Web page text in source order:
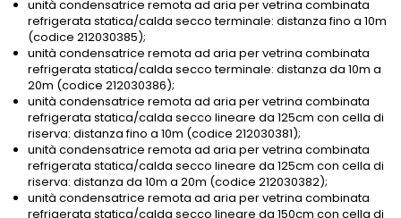
unità condensatrice remota ad aria per vetrina combinata
refrigerata statica/calda secco terminale: distanza fino a 10m
(codice 212030385);
unità condensatrice remota ad aria per vetrina combinata
refrigerata statica/calda secco terminale: distanza da 10m a
20m (codice 212030386);
unità condensatrice remota ad aria per vetrina combinata
refrigerata statica/calda secco lineare da 125cm con cella di
riserva: distanza fino a 10m (codice 212030381);
unità condensatrice remota ad aria per vetrina combinata
refrigerata statica/calda secco lineare da 125cm con cella di
riserva: distanza da 10m a 20m (codice 212030382);
unità condensatrice remota ad aria per vetrina combinata
refrigerata statica/calda secco lineare da 150cm con cella di